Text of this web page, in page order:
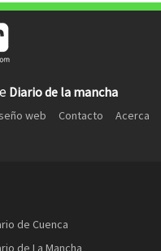
Diario de la mancha
web Contacto
Acerca
de Cuenca
de La Mancha